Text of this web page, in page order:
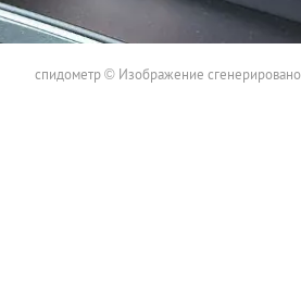
спидометр © Изображение